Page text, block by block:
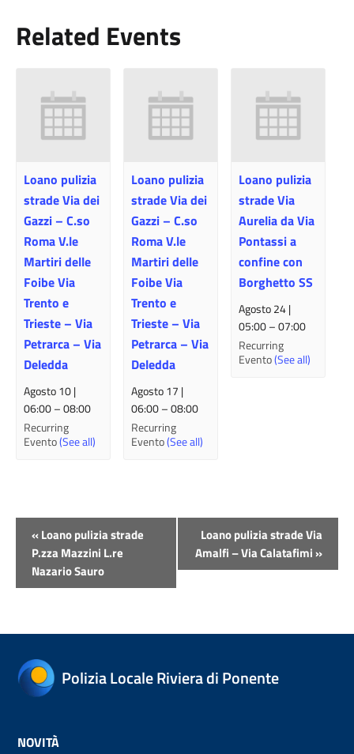
Related Events
Loano pulizia
strade Via dei
Gazzi – C.so
Roma V.le
Martiri delle
Foibe Via
Trento e
Trieste – Via
Petrarca – Via
Deledda
Agosto 10 |
06:00–08:00
Recurring
Evento(See all)
Loano pulizia
strade Via dei
Gazzi – C.so
Roma V.le
Martiri delle
Foibe Via
Trento e
Trieste – Via
Petrarca – Via
Deledda
Agosto 17 |
06:00–08:00
Recurring
Evento(See all)
Loano pulizia
strade Via
Aurelia da Via
Pontassi a
confine con
Borghetto SS
Agosto 24 |
05:00–07:00
Recurring
Evento(See all)
Evento
Navigazione
«Loano pulizia strade
P.zza Mazzini L.re
Nazario Sauro
Loano pulizia strade Via
Amalfi – Via Calatafimi»
Polizia Locale Riviera di Ponente
NOVITÀ